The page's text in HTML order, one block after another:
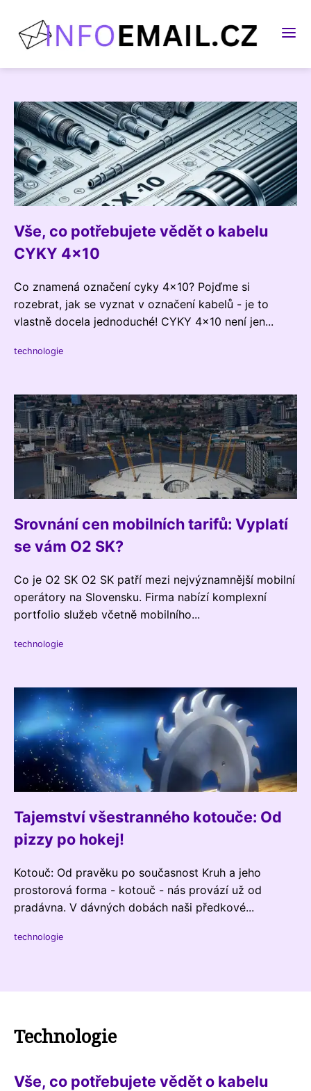
Vše, co potřebujete vědět o kabelu
CYKY 4x10
Co znamená označení cyky 4x10? Pojďme si
rozebrat, jak se vyznat v označení kabelů - je to
vlastně docela jednoduché! CYKY 4x10 není jen...
technologie
Srovnání cen mobilních tarifů: Vyplatí
se vám O2 SK?
Co je O2 SK O2 SK patří mezi nejvýznamnější mobilní
operátory na Slovensku. Firma nabízí komplexní
portfolio služeb včetně mobilního...
technologie
Tajemství všestranného kotouče: Od
pizzy po hokej!
Kotouč: Od pravěku po současnost Kruh a jeho
prostorová forma - kotouč - nás provází už od
pradávna. V dávných dobách naši předkové...
technologie
Technologie
Vše, co potřebujete vědět o kabelu